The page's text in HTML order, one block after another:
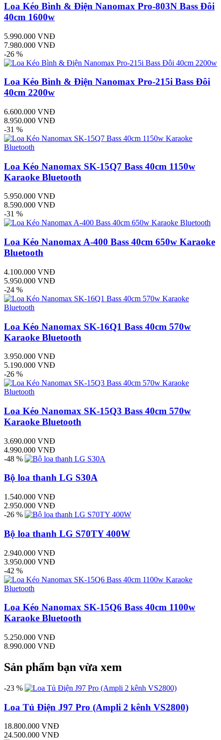
Loa Kéo Bình & Điện Nanomax Pro-803N Bass Đôi
40cm 1600w
5.990.000 VNĐ
7.980.000 VNĐ
-26 %
Loa Kéo Bình & Điện Nanomax Pro-215i Bass Đôi
40cm 2200w
6.600.000 VNĐ
8.950.000 VNĐ
-31 %
Loa Kéo Nanomax SK-15Q7 Bass 40cm 1150w
Karaoke Bluetooth
5.950.000 VNĐ
8.590.000 VNĐ
-31 %
Loa Kéo Nanomax A-400 Bass 40cm 650w Karaoke
Bluetooth
4.100.000 VNĐ
5.950.000 VNĐ
-24 %
Loa Kéo Nanomax SK-16Q1 Bass 40cm 570w
Karaoke Bluetooth
3.950.000 VNĐ
5.190.000 VNĐ
-26 %
Loa Kéo Nanomax SK-15Q3 Bass 40cm 570w
Karaoke Bluetooth
3.690.000 VNĐ
4.990.000 VNĐ
-48 %
Bộ loa thanh LG S30A
1.540.000 VNĐ
2.950.000 VNĐ
-26 %
Bộ loa thanh LG S70TY 400W
2.940.000 VNĐ
3.950.000 VNĐ
-42 %
Loa Kéo Nanomax SK-15Q6 Bass 40cm 1100w
Karaoke Bluetooth
5.250.000 VNĐ
8.990.000 VNĐ
Sản phẩm bạn vừa xem
-23 %
Loa Tủ Điện J97 Pro (Ampli 2 kênh VS2800)
18.800.000 VNĐ
24.500.000 VNĐ